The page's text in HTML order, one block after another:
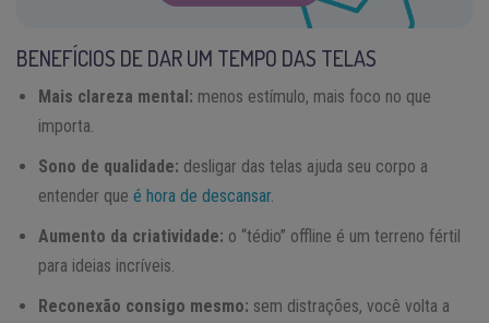
BENEFÍCIOS DE DAR UM TEMPO DAS TELAS
Mais clareza mental: menos estímulo, mais foco no que
importa.
Sono de qualidade: desligar das telas ajuda seu corpo a
entender que é hora de descansar.
Aumento da criatividade: o “tédio” offline é um terreno fértil
para ideias incríveis.
Reconexão consigo mesmo: sem distrações, você volta a